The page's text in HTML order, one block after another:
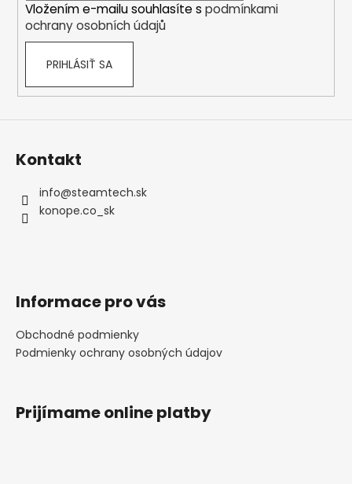
Vložením e-mailu souhlasíte s podmínkami
ochrany osobních údajů
PRIHLÁSIŤ SA
Kontakt
info@steamtech.sk
konope.co_sk
Informace pro vás
Obchodné podmienky
Podmienky ochrany osobných údajov
Prijímame online platby